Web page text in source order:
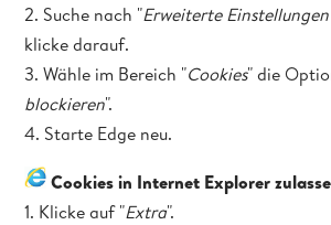
2. Suche nach "Erweiterte
klicke darauf.
3. Wähle im Bereich "Cookies" die
blockieren".
4. Starte Edge neu.
Cookies in Internet Explorer
1. Klicke auf "Extra".